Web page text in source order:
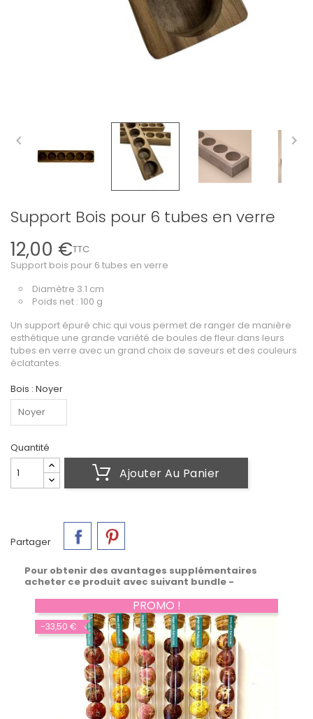
 
Support Bois pour 6 tubes en verre
12,00 €TTC
Support bois pour 6 tubes en verre
Diamètre 3.1 cm
Poids net : 100 g
Un support épuré chic qui vous permet de ranger de manière
esthétique une grande variété de boules de fleur dans leurs
tubes en verre avec un grand choix de saveurs et des couleurs
éclatantes.
Bois : Noyer
Quantité
Ajouter Au Panier
Partager
Pour obtenir des avantages supplémentaires
acheter ce produit avec suivant bundle -
PROMO !
-33,50 €